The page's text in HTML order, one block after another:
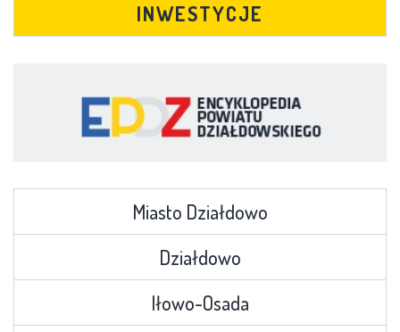
INWESTYCJE
Miasto Działdowo
Działdowo
Iłowo-Osada